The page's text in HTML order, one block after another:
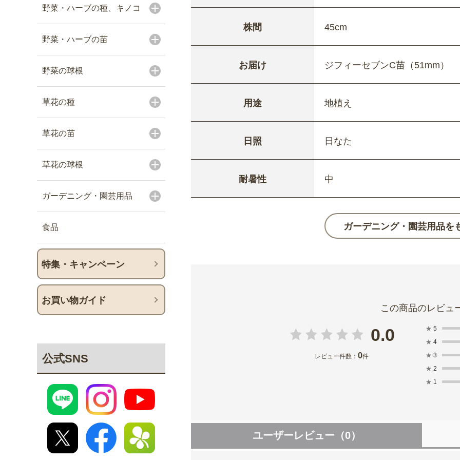
野菜・ハーブの種、キノコ
野菜・ハーブの苗
野菜の球根
草花の種
草花の苗
草花の球根
ガーデニング・園芸用品
食品
特集・キャンペーン
お買い物ガイド
公式SNS
株間 45cm
お届け ジフィーセブンC苗（51mm）
用途 地植え
日照 日なた
耐暑性 中
ガーデニング・園芸用品を
0.0
レビュー件数： 0件
★ 5
★ 4
★ 3
★ 2
★ 1
ユーザーレビュー （0）